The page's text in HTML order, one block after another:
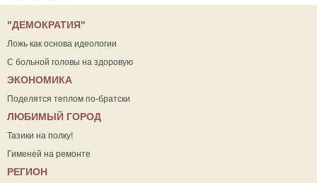
"ДЕМОКРАТИЯ"
Ложь как основа идеологии
С больной головы на здоровую
ЭКОНОМИКА
Поделятся теплом по-братски
ЛЮБИМЫЙ ГОРОД
Тазики на полку!
Гименей на ремонте
РЕГИОН